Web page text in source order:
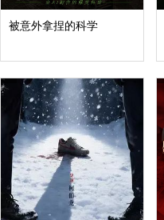
被意外拿捏的科学